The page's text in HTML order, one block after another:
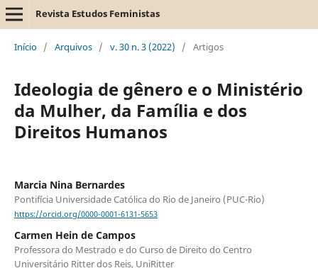
Revista Estudos Feministas
Início / Arquivos / v. 30 n. 3 (2022) / Artigos
Ideologia de gênero e o Ministério
da Mulher, da Família e dos
Direitos Humanos
Marcia Nina Bernardes
Pontifícia Universidade Católica do Rio de Janeiro (PUC-Rio)
https://orcid.org/0000-0001-6131-5653
Carmen Hein de Campos
Professora do Mestrado e do Curso de Direito do Centro
Universitário Ritter dos Reis, UniRitter